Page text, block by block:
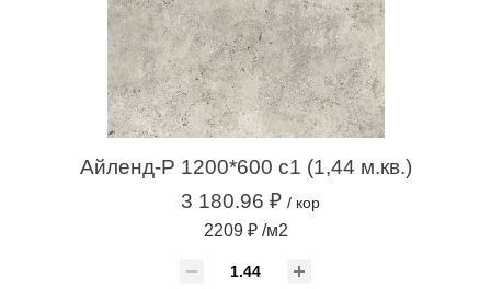
Айленд-Р 1200*600 с1 (1,44 м.кв.)
3 180.96 ₽ / кор
2209 ₽ /м2